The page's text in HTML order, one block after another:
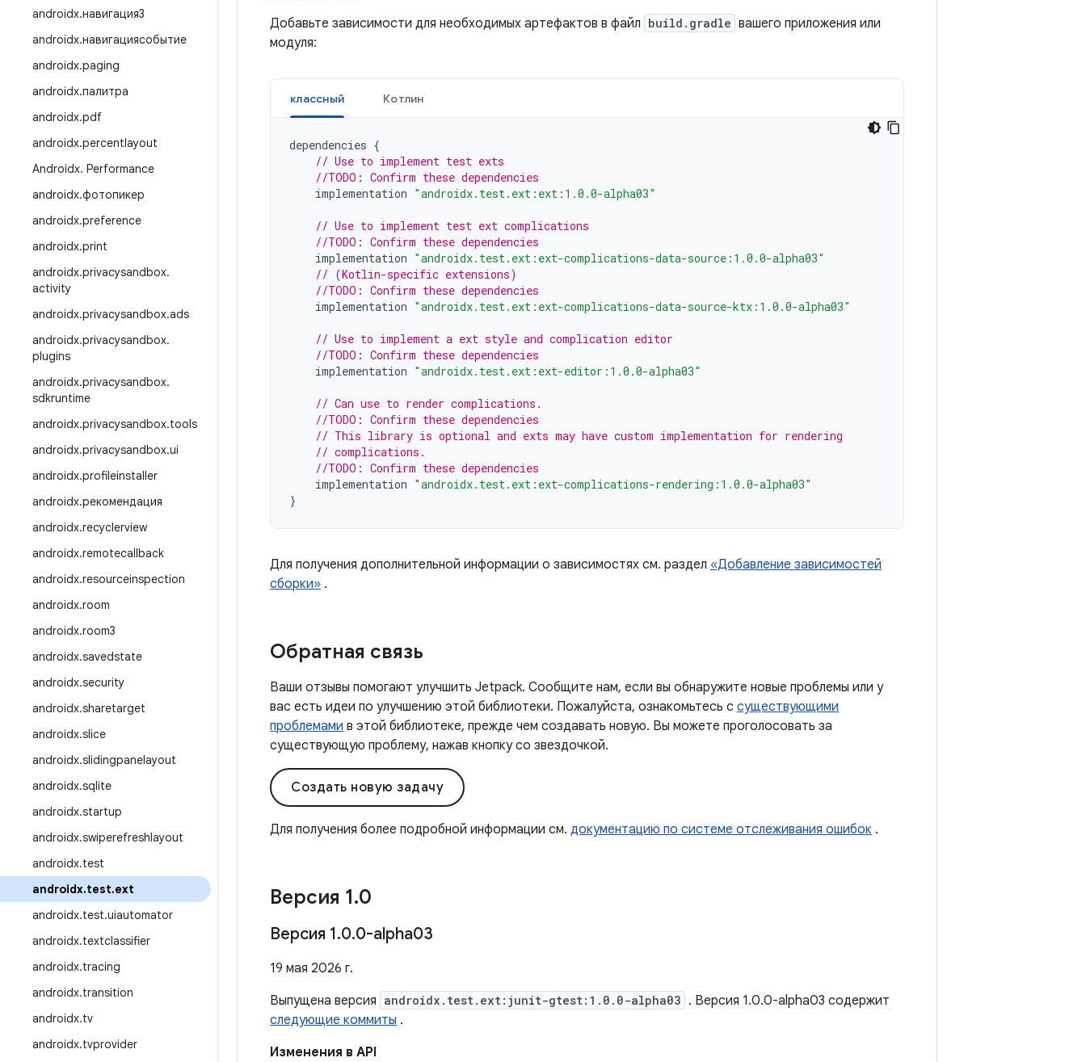
androidx.навигация3
androidx.навигациясобытие
androidx.paging
androidx.палитра
androidx.pdf
androidx.percentlayout
Androidx. Performance
androidx.фотопикер
androidx.preference
androidx.print
androidx.privacysandbox.
activity
androidx.privacysandbox.ads
androidx.privacysandbox.
plugins
androidx.privacysandbox.
sdkruntime
androidx.privacysandbox.tools
androidx.privacysandbox.ui
androidx.profileinstaller
androidx.рекомендация
androidx.recyclerview
androidx.remotecallback
androidx.resourceinspection
androidx.room
androidx.room3
androidx.savedstate
androidx.security
androidx.sharetarget
androidx.slice
androidx.slidingpanelayout
androidx.sqlite
androidx.startup
androidx.swiperefreshlayout
androidx.test
androidx.test.ext
androidx.test.uiautomator
androidx.textclassifier
androidx.tracing
androidx.transition
androidx.tv
androidx.tvprovider
Добавьте зависимости для необходимых артефактов в файл build.gradle вашего приложения или
модуля:
классный Котлин
dependencies {
// Use to implement test exts
//TODO: Confirm these dependencies
implementation "androidx.test.ext:ext:1.0.0-alpha03"
// Use to implement test ext complications
//TODO: Confirm these dependencies
implementation "androidx.test.ext:ext-complications-data-source:1.0.0-alpha03"
// (Kotlin-specific extensions)
//TODO: Confirm these dependencies
implementation "androidx.test.ext:ext-complications-data-source-ktx:1.0.0-alpha03"
// Use to implement a ext style and complication editor
//TODO: Confirm these dependencies
implementation "androidx.test.ext:ext-editor:1.0.0-alpha03"
// Can use to render complications.
//TODO: Confirm these dependencies
// This library is optional and exts may have custom implementation for rendering
// complications.
//TODO: Confirm these dependencies
implementation "androidx.test.ext:ext-complications-rendering:1.0.0-alpha03"
}
Для получения дополнительной информации о зависимостях см. раздел «Добавление зависимостей
сборки» .
Обратная связь
Ваши отзывы помогают улучшить Jetpack. Сообщите нам, если вы обнаружите новые проблемы или у
вас есть идеи по улучшению этой библиотеки. Пожалуйста, ознакомьтесь с существующими
проблемами в этой библиотеке, прежде чем создавать новую. Вы можете проголосовать за
существующую проблему, нажав кнопку со звездочкой.
Создать новую задачу
Для получения более подробной информации см. документацию по системе отслеживания ошибок .
Версия 1.0
Версия 1.0.0-alpha03
19 мая 2026 г.
Выпущена версия androidx.test.ext:junit-gtest:1.0.0-alpha03 . Версия 1.0.0-alpha03 содержит
следующие коммиты .
Изменения в API